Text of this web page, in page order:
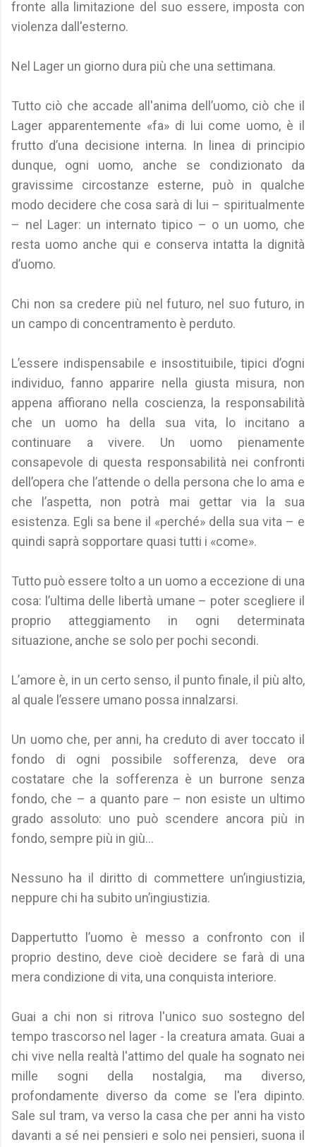
fronte alla limitazione del suo essere, imposta con
violenza dall'esterno.
Nel Lager un giorno dura più che una settimana.
Tutto ciò che accade all'anima dell’uomo, ciò che il
Lager apparentemente «fa» di lui come uomo, è il
frutto d’una decisione interna. In linea di principio
dunque, ogni uomo, anche se condizionato da
gravissime circostanze esterne, può in qualche
modo decidere che cosa sarà di lui – spiritualmente
– nel Lager: un internato tipico – o un uomo, che
resta uomo anche qui e conserva intatta la dignità
d’uomo.
Chi non sa credere più nel futuro, nel suo futuro, in
un campo di concentramento è perduto.
L’essere indispensabile e insostituibile, tipici d’ogni
individuo, fanno apparire nella giusta misura, non
appena affiorano nella coscienza, la responsabilità
che un uomo ha della sua vita, lo incitano a
continuare a vivere. Un uomo pienamente
consapevole di questa responsabilità nei confronti
dell’opera che l’attende o della persona che lo ama e
che l’aspetta, non potrà mai gettar via la sua
esistenza. Egli sa bene il «perché» della sua vita – e
quindi saprà sopportare quasi tutti i «come».
Tutto può essere tolto a un uomo a eccezione di una
cosa: l’ultima delle libertà umane – poter scegliere il
proprio atteggiamento in ogni determinata
situazione, anche se solo per pochi secondi.
L’amore è, in un certo senso, il punto finale, il più alto,
al quale l’essere umano possa innalzarsi.
Un uomo che, per anni, ha creduto di aver toccato il
fondo di ogni possibile sofferenza, deve ora
costatare che la sofferenza è un burrone senza
fondo, che – a quanto pare – non esiste un ultimo
grado assoluto: uno può scendere ancora più in
fondo, sempre più in giù…
Nessuno ha il diritto di commettere un’ingiustizia,
neppure chi ha subito un’ingiustizia.
Dappertutto l’uomo è messo a confronto con il
proprio destino, deve cioè decidere se farà di una
mera condizione di vita, una conquista interiore.
Guai a chi non si ritrova l'unico suo sostegno del
tempo trascorso nel lager - la creatura amata. Guai a
chi vive nella realtà l'attimo del quale ha sognato nei
mille sogni della nostalgia, ma diverso,
profondamente diverso da come se l'era dipinto.
Sale sul tram, va verso la casa che per anni ha visto
davanti a sé nei pensieri e solo nei pensieri, suona il